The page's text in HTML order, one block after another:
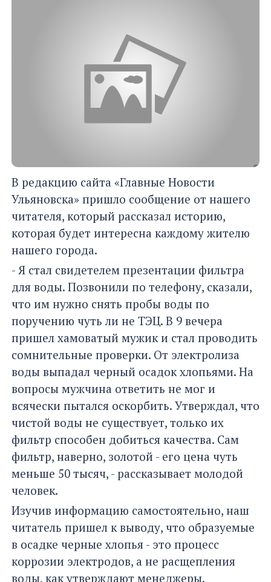
В редакцию сайта «Главные Новости
Ульяновска» пришло сообщение от нашего
читателя, который рассказал историю,
которая будет интересна каждому жителю
нашего города.
- Я стал свидетелем презентации фильтра
для воды. Позвонили по телефону, сказали,
что им нужно снять пробы воды по
поручению чуть ли не ТЭЦ. В 9 вечера
пришел хамоватый мужик и стал проводить
сомнительные проверки. От электролиза
воды выпадал черный осадок хлопьями. На
вопросы мужчина ответить не мог и
всячески пытался оскорбить. Утверждал, что
чистой воды не существует, только их
фильтр способен добиться качества. Сам
фильтр, наверно, золотой - его цена чуть
меньше 50 тысяч, - рассказывает молодой
человек.
Изучив информацию самостоятельно, наш
читатель пришел к выводу, что образуемые
в осадке черные хлопья - это процесс
коррозии электродов, а не расщепления
воды, как утверждают менеджеры.